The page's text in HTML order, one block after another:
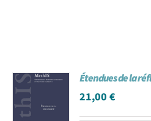
Étendues de la
21,00€